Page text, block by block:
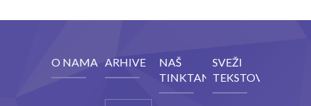
O NAMA ARHIVE
NAŠ
TINKTANK
SVEŽI
TEKSTOVI